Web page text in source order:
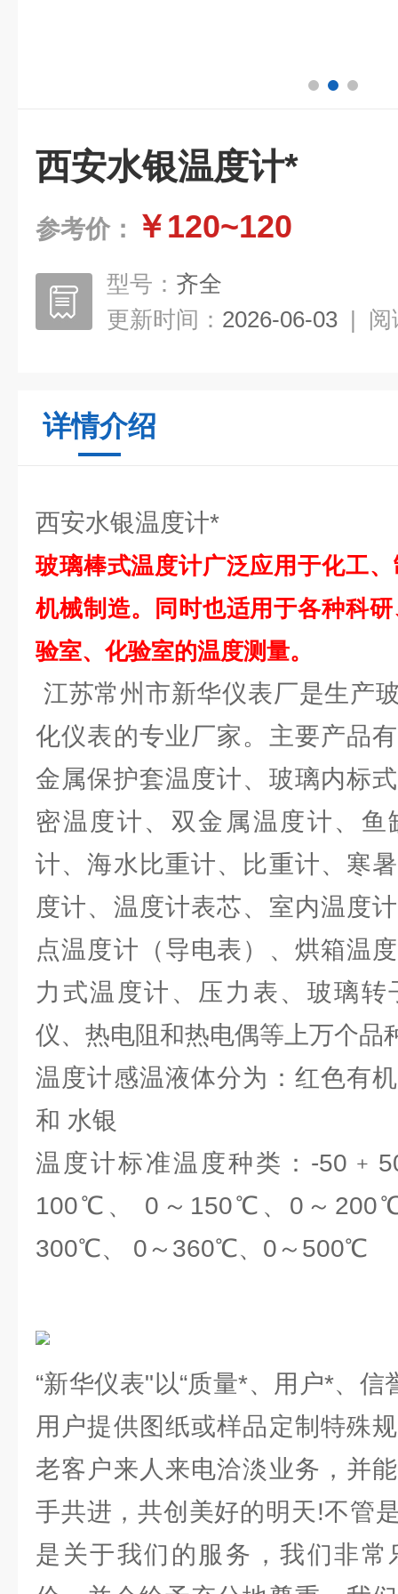
西安水银温度计*
参考价： ￥120~120
型号： 齐全
更新时间： 2026-06-03 | 阅
详情介绍
西安水银温度计*
玻璃棒式温度计广泛应用于化工
机械制造。同时也适用于各种科
验室、化验室的温度测量。
江苏常州市新华仪表厂是生产
化仪表的专业厂家。主要产品
金属保护套温度计、玻璃内标
密温度计、双金属温度计、
计、海水比重计、比重计、寒
度计、温度计表芯、室内温度
点温度计（导电表）、烘箱温
力式温度计、压力表、玻璃
仪、热电阻和热电偶等上万个品
温度计感温液体分为：红色有
和 水银
温度计标准温度种类：-
100℃、 0～150℃、0～
300℃、 0～360℃、0～500℃
“新华仪表"以“质量*、用户*、
用户提供图纸或样品定制特殊
老客户来人来电洽淡业务，并
手共进，共创美好的明天!不管
是关于我们的服务，我们非